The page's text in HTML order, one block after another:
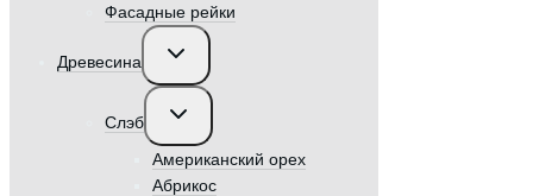
Фасадные рейки
Древесина
Переключить
дочернее
Слэб
Переключить
дочернее
Американский орех
Абрикос